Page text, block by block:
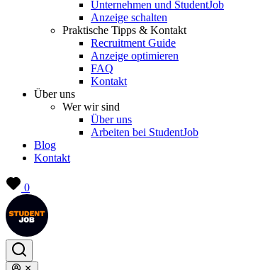
Unternehmen und StudentJob
Anzeige schalten
Praktische Tipps & Kontakt
Recruitment Guide
Anzeige optimieren
FAQ
Kontakt
Über uns
Wer wir sind
Über uns
Arbeiten bei StudentJob
Blog
Kontakt
0